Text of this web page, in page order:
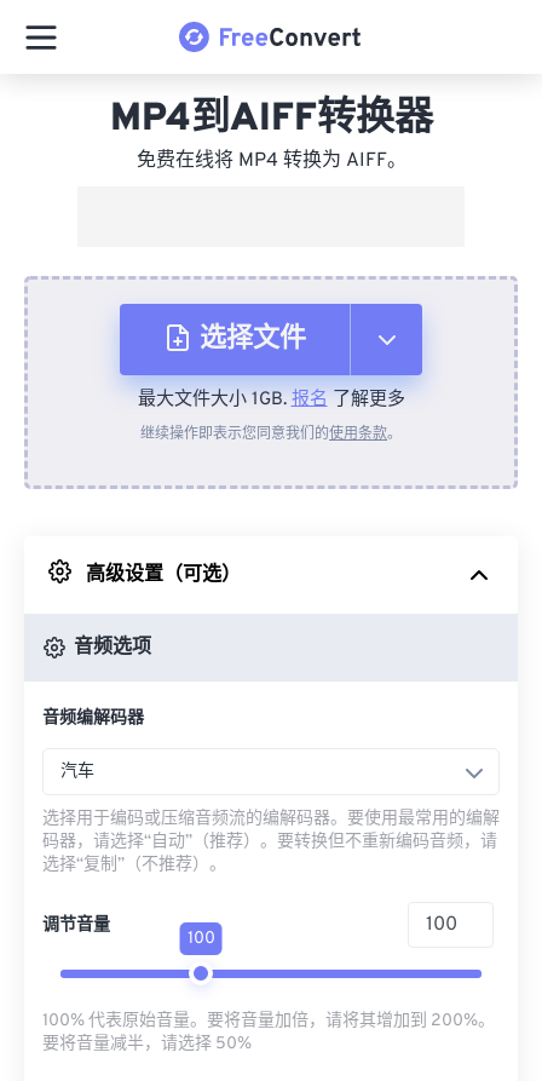
MP4到AIFF转换器
免费在线将 MP4 转换为 AIFF。
选择文件
从设备
来自 Google Drive
最大文件大小 1GB.报名了解更多
继续操作即表示您同意我们的使用条款。
高级设置（可选）
音频选项
音频编解码器
汽车
选择用于编码或压缩音频流的编解码器。要使用最常用的编解
码器，请选择“自动”（推荐）。要转换但不重新编码音频，请
选择“复制”（不推荐）。
调节音量
100
100% 代表原始音量。要将音量加倍，请将其增加到 200%。
要将音量减半，请选择 50%